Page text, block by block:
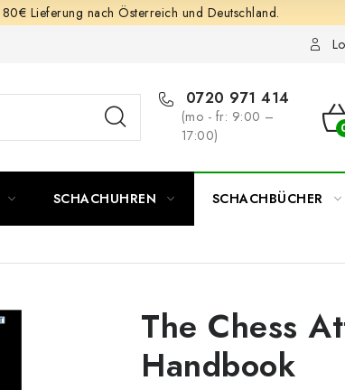
Lieferung nach Österreich und Deutschland.
0720 971 414
(mo - fr: 9:00 –
17:00)
SCHACHUHREN SCHACHBÜCHER
The Chess
Handbook